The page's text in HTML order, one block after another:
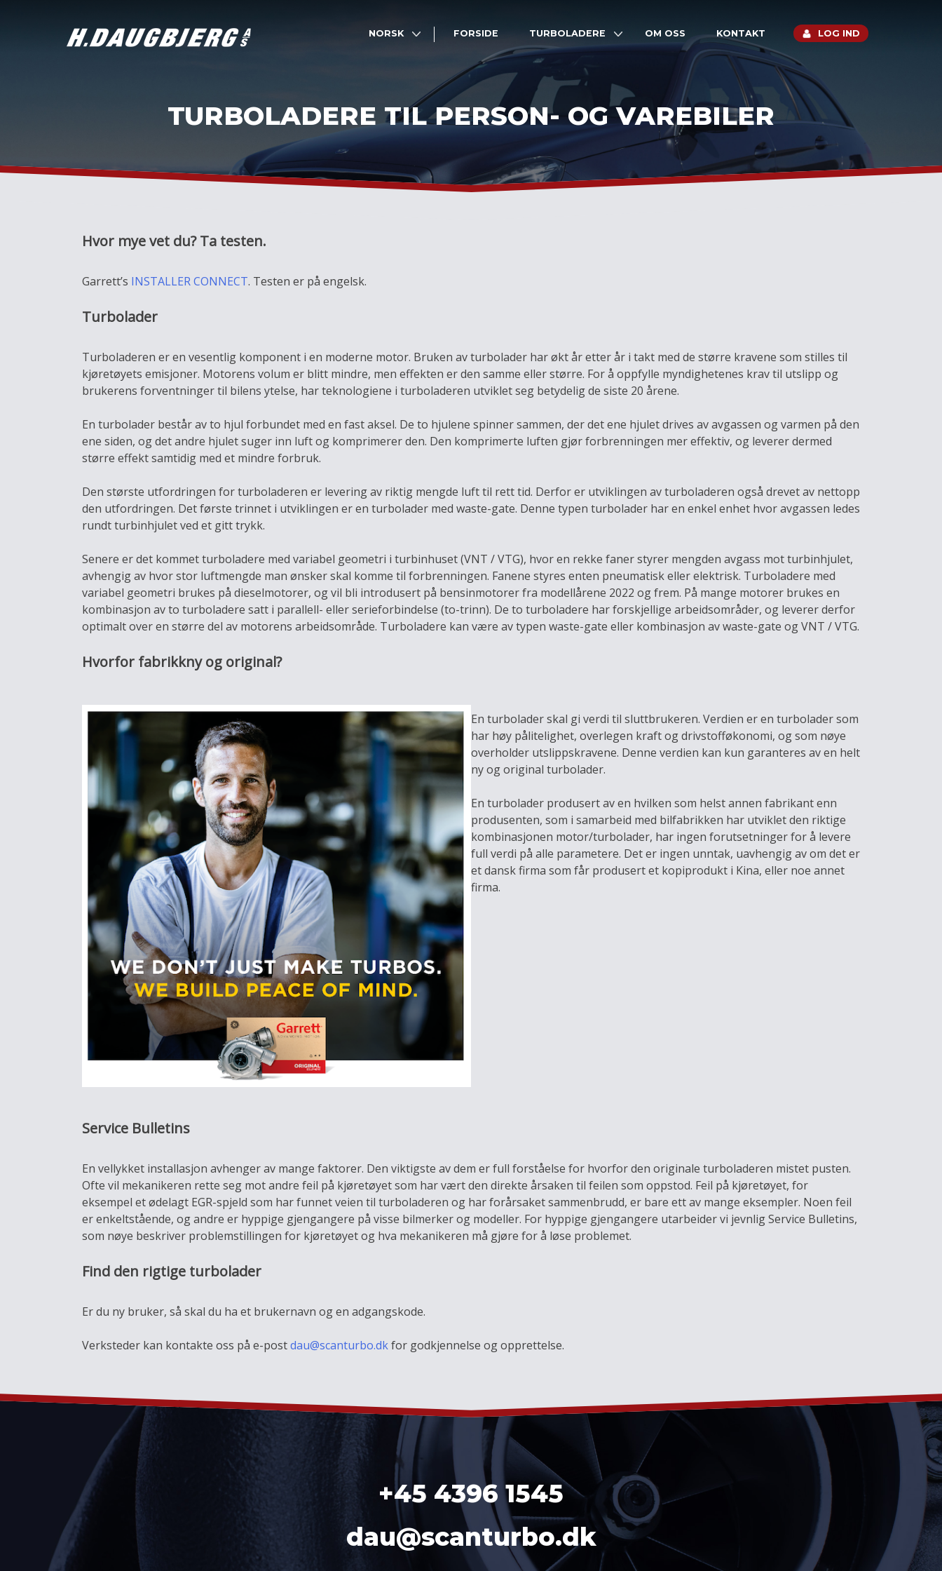
NORSK FORSIDE TURBOLADERE OM OSS KONTAKT LOG IND
TURBOLADERE TIL PERSON- OG VAREBILER
Hvor mye vet du? Ta testen.
Garrett’s INSTALLER CONNECT. Testen er på engelsk.
Turbolader
Turboladeren er en vesentlig komponent i en moderne motor. Bruken av turbolader har økt år etter år i takt med de større kravene som stilles til
kjøretøyets emisjoner. Motorens volum er blitt mindre, men effekten er den samme eller større. For å oppfylle myndighetenes krav til utslipp og
brukerens forventninger til bilens ytelse, har teknologiene i turboladeren utviklet seg betydelig de siste 20 årene.
En turbolader består av to hjul forbundet med en fast aksel. De to hjulene spinner sammen, der det ene hjulet drives av avgassen og varmen på den
ene siden, og det andre hjulet suger inn luft og komprimerer den. Den komprimerte luften gjør forbrenningen mer effektiv, og leverer dermed
større effekt samtidig med et mindre forbruk.
Den største utfordringen for turboladeren er levering av riktig mengde luft til rett tid. Derfor er utviklingen av turboladeren også drevet av nettopp
den utfordringen. Det første trinnet i utviklingen er en turbolader med waste-gate. Denne typen turbolader har en enkel enhet hvor avgassen ledes
rundt turbinhjulet ved et gitt trykk.
Senere er det kommet turboladere med variabel geometri i turbinhuset (VNT / VTG), hvor en rekke faner styrer mengden avgass mot turbinhjulet,
avhengig av hvor stor luftmengde man ønsker skal komme til forbrenningen. Fanene styres enten pneumatisk eller elektrisk. Turboladere med
variabel geometri brukes på dieselmotorer, og vil bli introdusert på bensinmotorer fra modellårene 2022 og frem. På mange motorer brukes en
kombinasjon av to turboladere satt i parallell- eller serieforbindelse (to-trinn). De to turboladere har forskjellige arbeidsområder, og leverer derfor
optimalt over en større del av motorens arbeidsområde. Turboladere kan være av typen waste-gate eller kombinasjon av waste-gate og VNT / VTG.
Hvorfor fabrikkny og original?
En turbolader skal gi verdi til sluttbrukeren. Verdien er en turbolader som
har høy pålitelighet, overlegen kraft og drivstofføkonomi, og som nøye
overholder utslippskravene. Denne verdien kan kun garanteres av en helt
ny og original turbolader.
En turbolader produsert av en hvilken som helst annen fabrikant enn
produsenten, som i samarbeid med bilfabrikken har utviklet den riktige
kombinasjonen motor/turbolader, har ingen forutsetninger for å levere
full verdi på alle parametere. Det er ingen unntak, uavhengig av om det er
et dansk firma som får produsert et kopiprodukt i Kina, eller noe annet
firma.
Service Bulletins
En vellykket installasjon avhenger av mange faktorer. Den viktigste av dem er full forståelse for hvorfor den originale turboladeren mistet pusten.
Ofte vil mekanikeren rette seg mot andre feil på kjøretøyet som har vært den direkte årsaken til feilen som oppstod. Feil på kjøretøyet, for
eksempel et ødelagt EGR-spjeld som har funnet veien til turboladeren og har forårsaket sammenbrudd, er bare ett av mange eksempler. Noen feil
er enkeltstående, og andre er hyppige gjengangere på visse bilmerker og modeller. For hyppige gjengangere utarbeider vi jevnlig Service Bulletins,
som nøye beskriver problemstillingen for kjøretøyet og hva mekanikeren må gjøre for å løse problemet.
Find den rigtige turbolader
Er du ny bruker, så skal du ha et brukernavn og en adgangskode.
Verksteder kan kontakte oss på e-postdau@scanturbo.dkfor godkjennelse og opprettelse.
+45 4396 1545
dau@scanturbo.dk